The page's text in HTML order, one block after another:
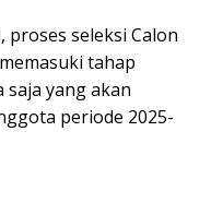
proses seleksi Calon
tahap
yang akan
periode 2025-